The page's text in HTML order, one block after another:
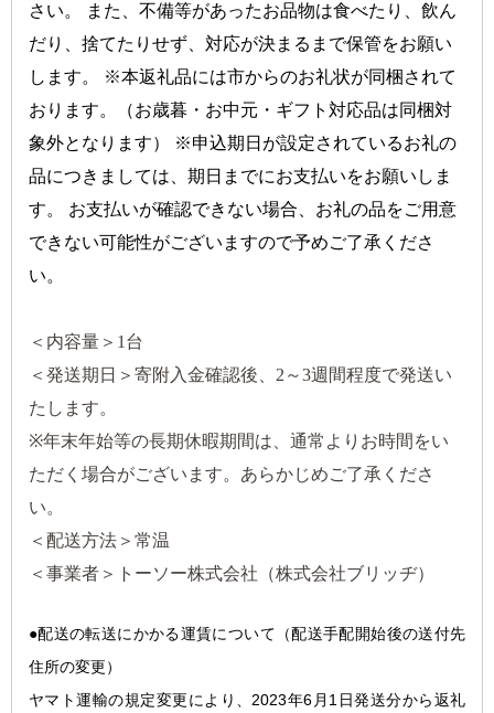
さい。 また、不備等があったお品物は食べたり、飲ん
だり、捨てたりせず、対応が決まるまで保管をお願い
します。 ※本返礼品には市からのお礼状が同梱されて
おります。（お歳暮・お中元・ギフト対応品は同梱対
象外となります） ※申込期日が設定されているお礼の
品につきましては、期日までにお支払いをお願いしま
す。 お支払いが確認できない場合、お礼の品をご用意
できない可能性がございますので予めご了承くださ
い。
＜内容量＞1台
＜発送期日＞寄附入金確認後、2～3週間程度で発送い
たします。
※年末年始等の長期休暇期間は、通常よりお時間をい
ただく場合がございます。あらかじめご了承くださ
い。
＜配送方法＞常温
＜事業者＞トーソー株式会社（株式会社ブリッヂ）
●配送の転送にかかる運賃について（配送手配開始後の送付先
住所の変更）
ヤマト運輸の規定変更により、2023年6月1日発送分から返礼